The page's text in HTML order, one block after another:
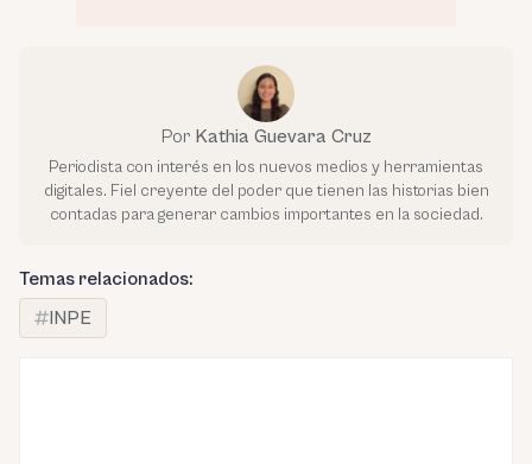
Por Kathia Guevara Cruz
Periodista con interés en los nuevos medios y herramientas
digitales. Fiel creyente del poder que tienen las historias bien
contadas para generar cambios importantes en la sociedad.
Temas relacionados:
INPE